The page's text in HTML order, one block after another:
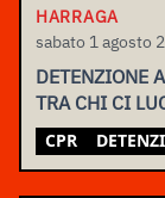
HARRAGA
sabato 1 agosto
DETENZIONE
TRA CHI CI
CPR